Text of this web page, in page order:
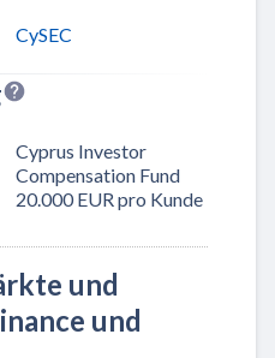
CySEC
Cyprus Investor
Compensation Fund
20.000 EUR pro Kunde
und
und